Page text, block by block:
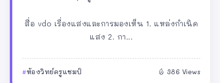
สื่อ vdo เรื่องแสงและการมองเห็น 1. แหล่งกำเนิด
แสง 2. กา...
ห้องวิทย์ครูแชมป์ 386 Views